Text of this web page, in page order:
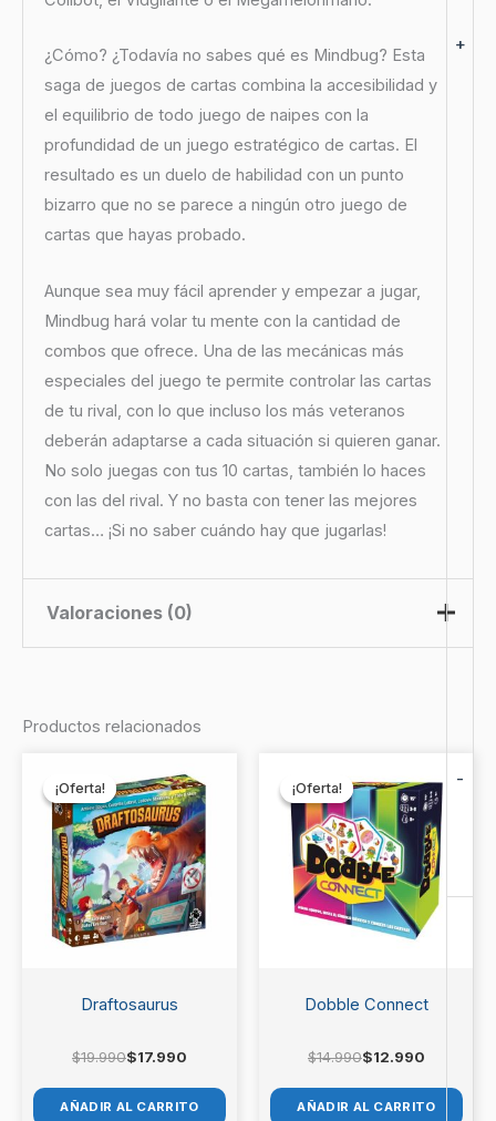
-
+
¿Cómo? ¿Todavía no sabes qué es Mindbug? Esta
saga de juegos de cartas combina la accesibilidad y
el equilibrio de todo juego de naipes con la
profundidad de un juego estratégico de cartas. El
resultado es un duelo de habilidad con un punto
bizarro que no se parece a ningún otro juego de
cartas que hayas probado.
Aunque sea muy fácil aprender y empezar a jugar,
Mindbug hará volar tu mente con la cantidad de
combos que ofrece. Una de las mecánicas más
especiales del juego te permite controlar las cartas
de tu rival, con lo que incluso los más veteranos
deberán adaptarse a cada situación si quieren ganar.
No solo juegas con tus 10 cartas, también lo haces
con las del rival. Y no basta con tener las mejores
cartas… ¡Si no saber cuándo hay que jugarlas!
Valoraciones (0)
“MindBug : Fruta de Batalla
Galaxia”
Debesaccederpara publicar una valoración.
Productos relacionados
¡Oferta!
¡Oferta!
Draftosaurus
$19.990
precio
original
era:
$19.990.
$17.990
precio
actual
es:
$17.990.
AÑADIR AL CARRITO
¡Oferta!
¡Oferta!
Dobble Connect
$14.990
precio
original
era:
$14.990.
$12.990
precio
actual
es:
$12.990.
AÑADIR AL CARRITO